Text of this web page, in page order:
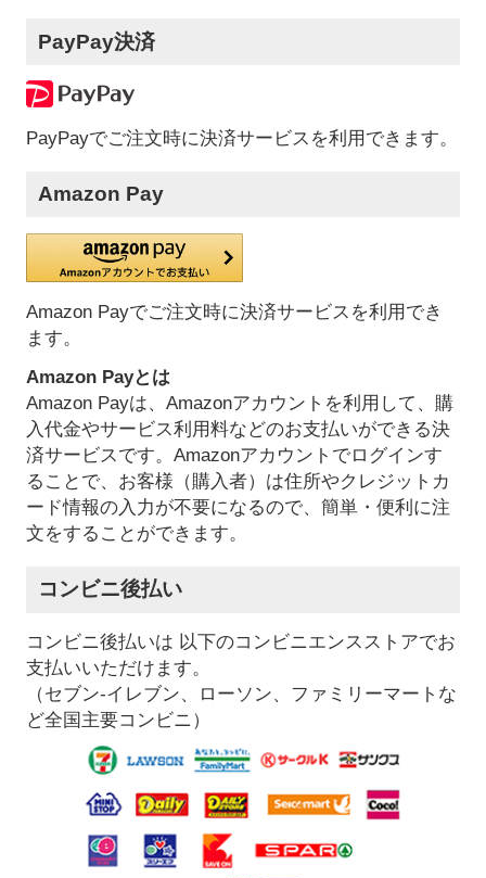
PayPay決済
PayPayでご注文時に決済サービスを利用できます。
Amazon Pay
Amazon Payでご注文時に決済サービスを利用でき
ます。
Amazon Payとは
Amazon Payは、Amazonアカウントを利用して、購
入代金やサービス利用料などのお支払いができる決
済サービスです。Amazonアカウントでログインす
ることで、お客様（購入者）は住所やクレジットカ
ード情報の入力が不要になるので、簡単・便利に注
文をすることができます。
コンビニ後払い
コンビニ後払いは 以下のコンビニエンスストアでお
支払いいただけます。
（セブン-イレブン、ローソン、ファミリーマートな
ど全国主要コンビニ）